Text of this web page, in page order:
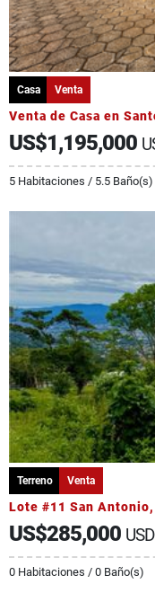
Casa Venta
Venta de Casa en
US$1,195,000
5 Habitaciones / 5.5
Terreno Venta
Lote #11 San Antonio,
US$285,000 USD
0 Habitaciones / 0 Baño(s)